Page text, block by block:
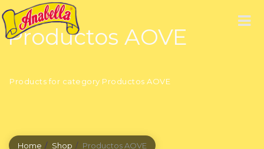
Productos AOVE
Products for category Productos AOVE
Home Shop Productos AOVE